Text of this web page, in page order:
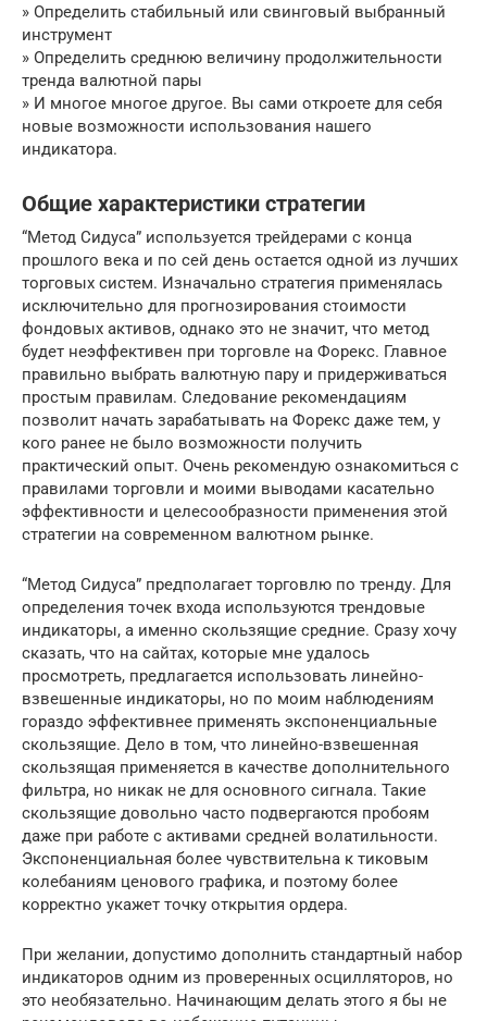
» Определить стабильный или свинговый выбранный
инструмент
» Определить среднюю величину продолжительности
тренда валютной пары
» И многое многое другое. Вы сами откроете для себя
новые возможности использования нашего
индикатора.
Общие характеристики стратегии
“Метод Сидуса” используется трейдерами с конца
прошлого века и по сей день остается одной из лучших
торговых систем. Изначально стратегия применялась
исключительно для прогнозирования стоимости
фондовых активов, однако это не значит, что метод
будет неэффективен при торговле на Форекс. Главное
правильно выбрать валютную пару и придерживаться
простым правилам. Следование рекомендациям
позволит начать зарабатывать на Форекс даже тем, у
кого ранее не было возможности получить
практический опыт. Очень рекомендую ознакомиться с
правилами торговли и моими выводами касательно
эффективности и целесообразности применения этой
стратегии на современном валютном рынке.
“Метод Сидуса” предполагает торговлю по тренду. Для
определения точек входа используются трендовые
индикаторы, а именно скользящие средние. Сразу хочу
сказать, что на сайтах, которые мне удалось
просмотреть, предлагается использовать линейно-
взвешенные индикаторы, но по моим наблюдениям
гораздо эффективнее применять экспоненциальные
скользящие. Дело в том, что линейно-взвешенная
скользящая применяется в качестве дополнительного
фильтра, но никак не для основного сигнала. Такие
скользящие довольно часто подвергаются пробоям
даже при работе с активами средней волатильности.
Экспоненциальная более чувствительна к тиковым
колебаниям ценового графика, и поэтому более
корректно укажет точку открытия ордера.
При желании, допустимо дополнить стандартный набор
индикаторов одним из проверенных осцилляторов, но
это необязательно. Начинающим делать этого я бы не